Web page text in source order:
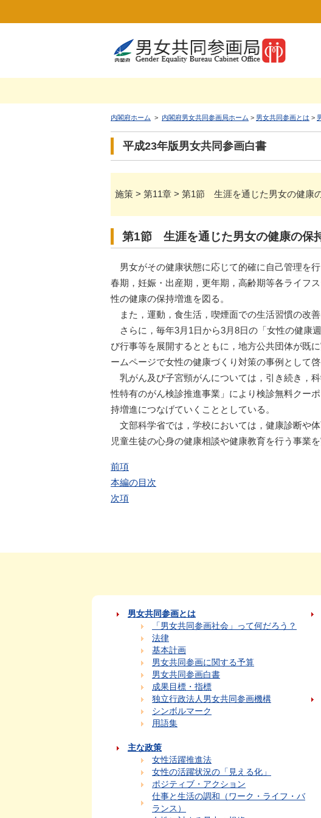
内閣府ホーム > 内閣府男女共同参画局ホーム > 男女共同参画とは >
平成23年版男女共同参画白書
施策 > 第11章 > 第1節 生涯を通じた男女の健康
第1節 生涯を通じた男女の健康の保
男女がその健康状態に応じて的確に自己管理を
春期，妊娠・出産期，更年期，高齢期等各ライフ
性の健康の保持増進を図る。
また，運動，食生活，喫煙面での生活習慣の改
さらに，毎年3月1日から3月8日の「女性の健康
び行事等を展開するとともに，地方公共団体が既
ームページで女性の健康づくり対策の事例として
乳がん及び子宮頸がんについては，引き続き，
性特有のがん検診推進事業」により検診無料クー
持増進につなげていくこととしている。
文部科学省では，学校においては，健康診断や
児童生徒の心身の健康相談や健康教育を行う事業を
前項
本編の目次
次項